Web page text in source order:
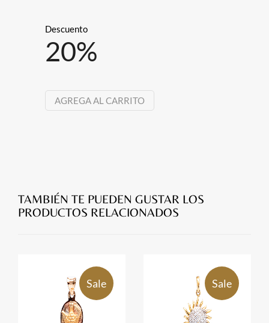
Descuento
20%
AGREGA AL CARRITO
TAMBIÉN TE PUEDEN GUSTAR LOS
PRODUCTOS RELACIONADOS
Sale Sale